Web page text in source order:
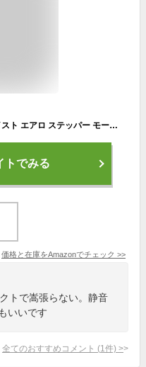
東急スポーツオアシス プレミアム ツイスト エアロ ステッパー モード切替機能 (ツイスト/エアロ) 連続使用 約60分 静音 SP-200 ホワイト
トでみる
価格と在庫をAmazonでチェック >>
トで嵩張らない。静音
いいです
全てのおすすめコメント (1 件) >